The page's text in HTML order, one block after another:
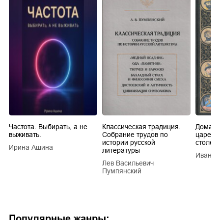
Частота. Выбирать, а не
выживать.
Ирина Ашина
Классическая традиция.
Собрание трудов по
истории русской
литературы
Лев Васильевич
Пумпянский
царей
Иван